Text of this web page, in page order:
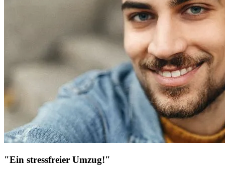
"Ein stressfreier Umzug!"